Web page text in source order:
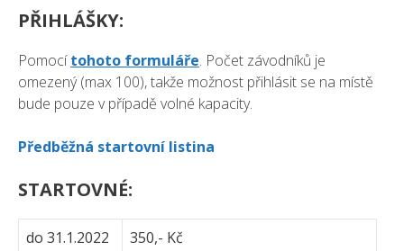
PŘIHLÁŠKY:
Pomocítohoto formuláře. Počet závodníků je
omezený (max 100), takže možnost přihlásit se na místě
bude pouze v případě volné kapacity.
Předběžná startovní listina
STARTOVNÉ:
do 31.1.2022
350,- Kč